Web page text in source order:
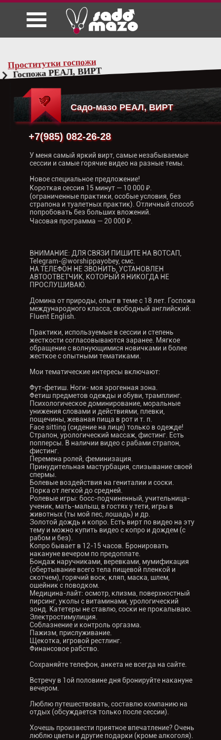
Проститутки госпожи
Госпожа РЕАЛ, ВИРТ
Садо-мазо РЕАЛ, ВИРТ
+7(985) 082-26-28
У меня самый яркий вирт, самые незабываемые
сессии и самые горячие видео на разные темы.
Новое специальное предложение!
Короткая сессия 15 минут — 10 000 ₽.
(ограниченные практики, особые условия, без
страпона и туалетных практик). Отличный способ
попробовать без больших вложений.
Часовая программа — 20 000 ₽.
ВНИМАНИЕ: ДЛЯ СВЯЗИ ПИШИТЕ НА ВОТСАП,
Telegram-@worshippayobey, смс.
НА ТЕЛЕФОН НЕ ЗВОНИТЬ, УСТАНОВЛЕН
АВТООТВЕТЧИК, КОТОРЫЙ Я НИКОГДА НЕ
ПРОСЛУШИВАЮ.
Домина от природы, опыт в теме с 18 лет. Госпожа
международного класса, свободный английский.
Fluent English.
Практики, используемые в сессии и степень
жесткости согласовываются заранее. Мягкое
обращение с волнующимися новичками и более
жесткое с опытными тематиками.
Мои тематические интересы включают:
Фут-фетиш. Ноги- моя эрогенная зона.
Фетиш предметов одежды и обуви, трамплинг.
Психологическое доминирование, моральные
унижения словами и действиями, плевки,
пощечины, жеваная пища в рот и т. п.
Face sitting (сидение на лице) только в одежде!
Страпон, урологический массаж, фистинг. Есть
попперсы. В наличии видео с рабами страпон,
фистинг.
Перемена ролей, феминизация.
Принудительная мастурбация, слизывание своей
спермы.
Болевые воздействия на гениталии и соски.
Порка от легкой до средней.
Ролевые игры: босс-подчиненный, учительница-
ученик, мать-малыш, в гостях у тети, игры в
животных (ты мой пес, лошадь) и др.
Золотой дождь и копро. Есть вирт по видео на эту
тему и можно купить видео с копро и дождем (с
рабом и без).
Копро бывает в 12-15 часов. Бронировать
накануне вечером по предоплате.
Бондаж наручниками, веревками, мумификация
(обертывание всего тела пищевой пленкой и
скотчем), горячий воск, кляп, маска, шлем,
ошейник с поводком.
Медицина-лайт: осмотр, клизма, поверхностный
пирсинг, уколы с витаминами, урологический
зонд. Катетеры не ставлю, соски не прокалываю.
Электростимулиция.
Соблазнение и контроль оргазма.
Пажизм, прислуживание.
Щекотка, игровой рестлинг.
Финансовое рабство.
Сохраняйте телефон, анкета не всегда на сайте.
Встречу в 1ой половине дня бронируйте накануне
вечером.
Люблю путешествовать, составлю компанию на
отдых (обсуждается только после сессии).
Хочешь произвести приятное впечатление? Очень
люблю цветы и другие подарки (кроме алкоголя).